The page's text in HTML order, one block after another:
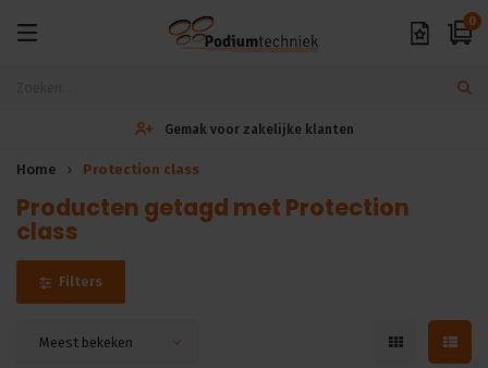
0
Gemak voor zakelijke klanten
Home Protection class
Producten getagd met Protection
class
Filters
Meest bekeken